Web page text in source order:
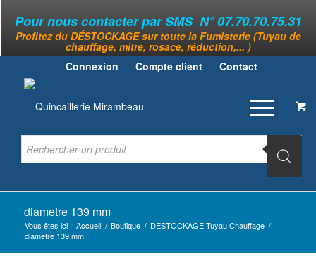
Pour nous contacter par SMS N° 07.70.70.75.31
Profitez du DÉSTOCKAGE sur toute la Fumisterie (Tuyau de
chauffage, mitre, rosace, réduction,... )
Connexion
Compte client Contact
diametre 139 mm
Vous êtes ici : Accueil / Boutique / DESTOCKAGE Tuyau Chauffage /
diametre 139 mm